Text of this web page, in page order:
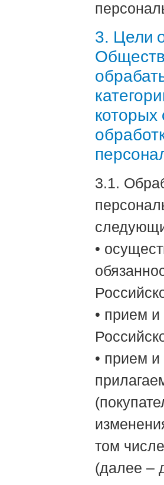
3. Цели
которых
3.1.
•
• прием
• прием и
том
(далее –